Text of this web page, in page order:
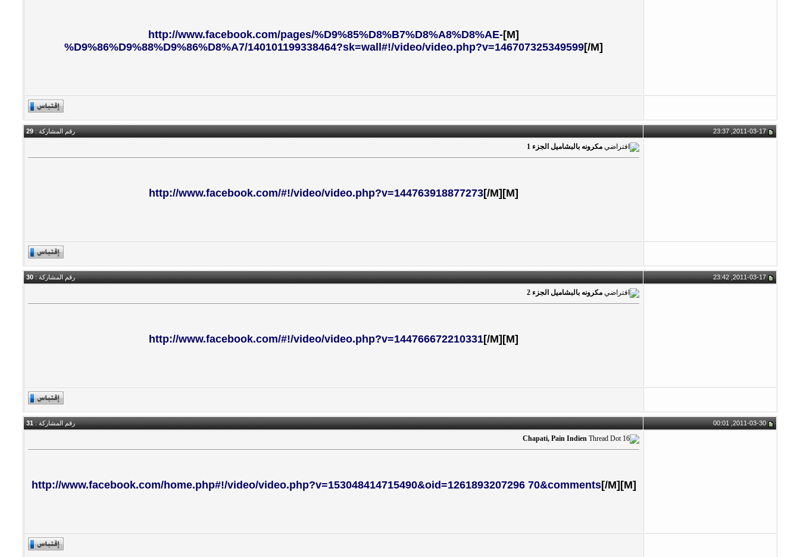
[M]
http://www.facebook.com/pages/%D9%85%D8%B7%D8%A8%D8%AE-
%D9%86%D9%88%D9%86%D8%A7/140101199338464?sk=wall#!/video/video.php?v=146707325349599[/M]
2011-03-17, 23:37 رقم المشاركة :29
مكرونه بالبشاميل الجزء 1
[M]
http://www.facebook.com/#!/video/video.php?v=144763918877273[/M]
2011-03-17, 23:42 رقم المشاركة :30
مكرونه بالبشاميل الجزء 2
[M]
http://www.facebook.com/#!/video/video.php?v=144766672210331[/M]
2011-03-30, 00:01 رقم المشاركة :31
Chapati, Pain Indien
[M]
http://www.facebook.com/home.php#!/video/video.php?v=153048414715490&oid=1261893207296 70&comments[/M]